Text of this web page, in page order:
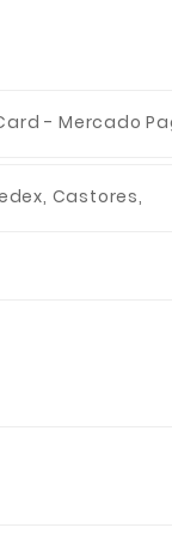
- Mercado
Castores,